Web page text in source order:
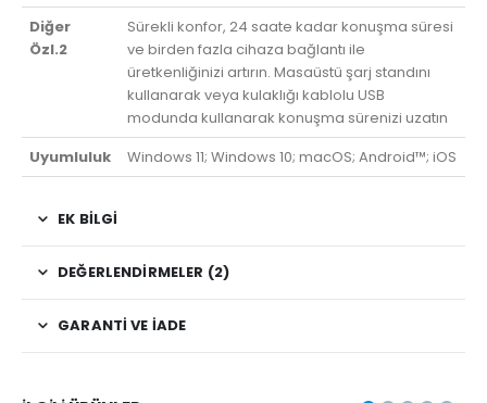
Diğer
Özl.2
Sürekli konfor, 24 saate kadar konuşma süresi
ve birden fazla cihaza bağlantı ile
üretkenliğinizi artırın. Masaüstü şarj standını
kullanarak veya kulaklığı kablolu USB
modunda kullanarak konuşma sürenizi uzatın
Uyumluluk
Windows 11; Windows 10; macOS; Android™; iOS
EK BILGI
DEĞERLENDIRMELER (2)
GARANTI VE İADE